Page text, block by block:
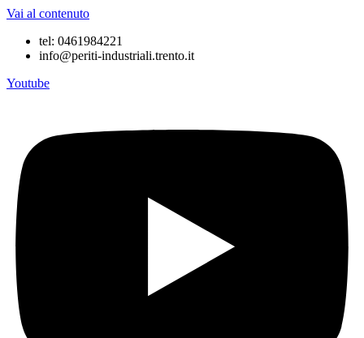
Vai al contenuto
tel: 0461984221
info@periti-industriali.trento.it
Youtube